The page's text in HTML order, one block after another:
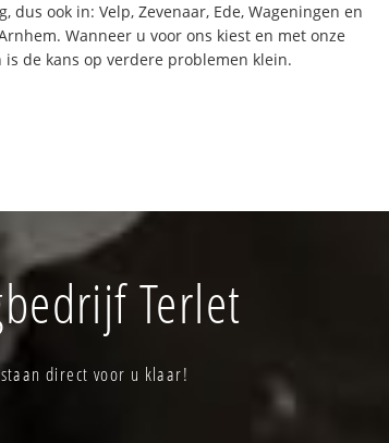
dus ook in: Velp, Zevenaar, Ede, Wageningen en
Wanneer u voor ons kiest en met onze
is de kans op verdere problemen klein.
Terlet
direct voor u klaar!